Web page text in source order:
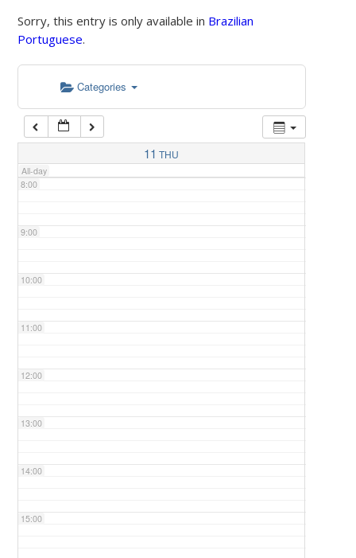
Sorry, this entry is only available in Brazilian
Portuguese.
Categories
11 THU
All-day
5:00
7:00
8:00
9:00
10:00
11:00
12:00
13:00
14:00
15:00